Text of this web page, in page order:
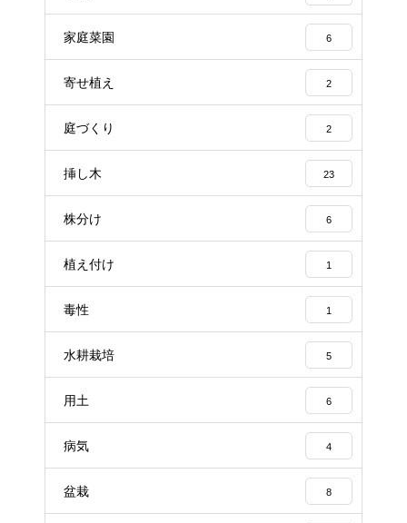
家庭菜園 6
寄せ植え 2
庭づくり 2
挿し木 23
株分け 6
植え付け 1
毒性 1
水耕栽培 5
用土 6
病気 4
盆栽 8